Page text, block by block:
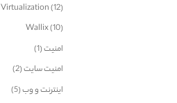
Virtualization(12)
Wallix(10)
امنیت(1)
امنیت سایت(2)
اینترنت و وب(5)